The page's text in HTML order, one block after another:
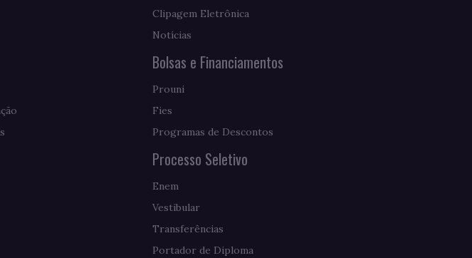
Clipagem Eletrônica
Notícias
Bolsas e Financiamentos
Prouni
Fies
Programas de Descontos
Processo Seletivo
Enem
Vestibular
Transferências
Portador de Diploma